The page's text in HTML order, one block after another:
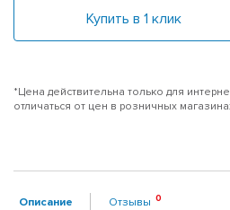
Купить в 1 клик
*Цена действительна только для
отличаться от цен в розничных
Описание Отзывы